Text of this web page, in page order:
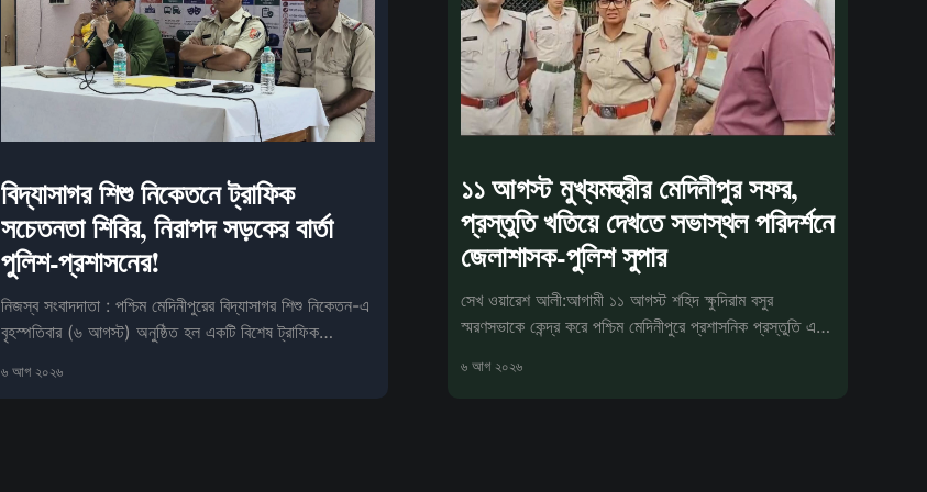
বিদ্যাসাগর শিশু নিকেতনে ট্রাফিক
সচেতনতা শিবির, নিরাপদ সড়কের বার্তা
পুলিশ-প্রশাসনের!
নিজস্ব সংবাদদাতা : পশ্চিম মেদিনীপুরের বিদ্যাসাগর শিশু নিকেতন-এ
বৃহস্পতিবার (৬ আগস্ট) অনুষ্ঠিত হল একটি বিশেষ ট্রাফিক
৬ আগ ২০২৬
১১ আগস্ট মুখ্যমন্ত্রীর মেদিনীপুর সফর,
প্রস্তুতি খতিয়ে দেখতে সভাস্থল পরিদর্শনে
জেলাশাসক-পুলিশ সুপার
সেখ ওয়ারেশ আলী:আগামী ১১ আগস্ট শহিদ ক্ষুদিরাম বসুর
স্মরণসভাকে কেন্দ্র করে পশ্চিম মেদিনীপুরে প্রশাসনিক প্রস্তুতি এখন
৬ আগ ২০২৬